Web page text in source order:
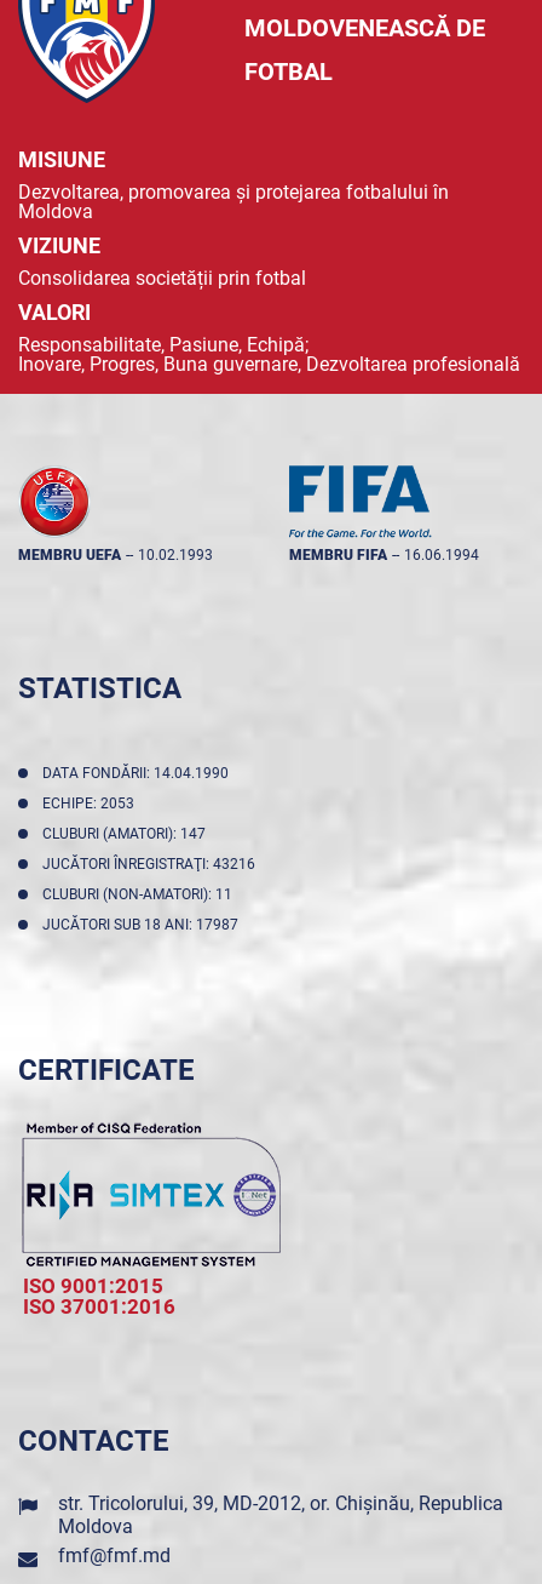
MOLDOVENEASCĂ DE
FOTBAL
MISIUNE
Dezvoltarea, promovarea și protejarea fotbalului în
Moldova
VIZIUNE
Consolidarea societății prin fotbal
VALORI
Responsabilitate, Pasiune, Echipă;
Inovare, Progres, Buna guvernare, Dezvoltarea profesională
MEMBRU UEFA -- 10.02.1993 MEMBRU FIFA -- 16.06.1994
STATISTICA
DATA FONDĂRII: 14.04.1990
ECHIPE: 2053
CLUBURI (AMATORI): 147
JUCĂTORI ÎNREGISTRAŢI: 43216
CLUBURI (NON-AMATORI): 11
JUCĂTORI SUB 18 ANI: 17987
CERTIFICATE
ISO 9001:2015
ISO 37001:2016
CONTACTE
str. Tricolorului, 39, MD-2012, or. Chișinău, Republica
Moldova
fmf@fmf.md